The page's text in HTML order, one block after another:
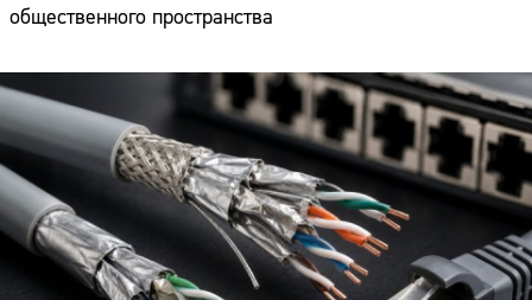
общественного пространства